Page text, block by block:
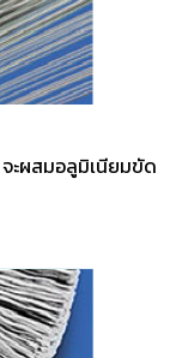
จะผสมอลูมิเนียมขัด